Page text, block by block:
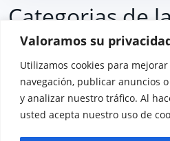
Valoramos su
Utilizamos cookies para
navegación, publicar anuncios
y analizar nuestro tráfico. Al
usted acepta nuestro uso de
Categorias de
entra directamente en los
cada categoria.